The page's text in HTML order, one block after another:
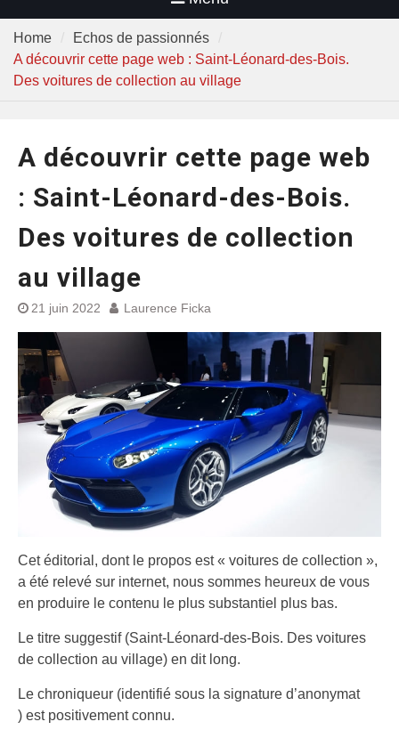
Home
Echos de passionnés
A découvrir cette page web : Saint-Léonard-des-Bois.
Des voitures de collection au village
A découvrir cette page web
: Saint-Léonard-des-Bois.
Des voitures de collection
au village
21 juin 2022 Laurence Ficka
Cet éditorial, dont le propos est « voitures de collection »,
a été relevé sur internet, nous sommes heureux de vous
en produire le contenu le plus substantiel plus bas.
Le titre suggestif (Saint-Léonard-des-Bois. Des voitures
de collection au village) en dit long.
Le chroniqueur (identifié sous la signature d’anonymat
) est positivement connu.